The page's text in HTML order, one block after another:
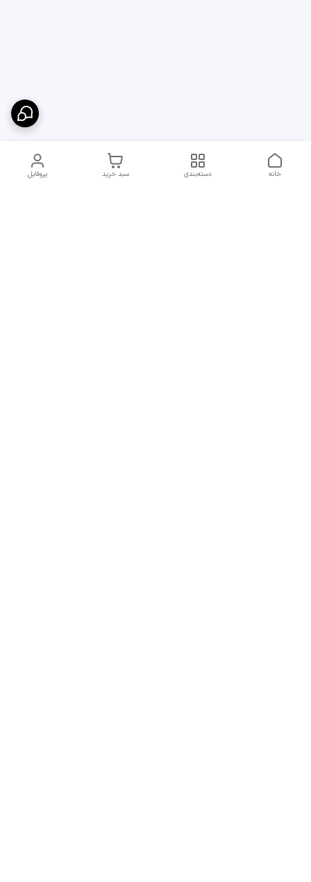
پروفایل سبد خرید دسته‌بندی خانه